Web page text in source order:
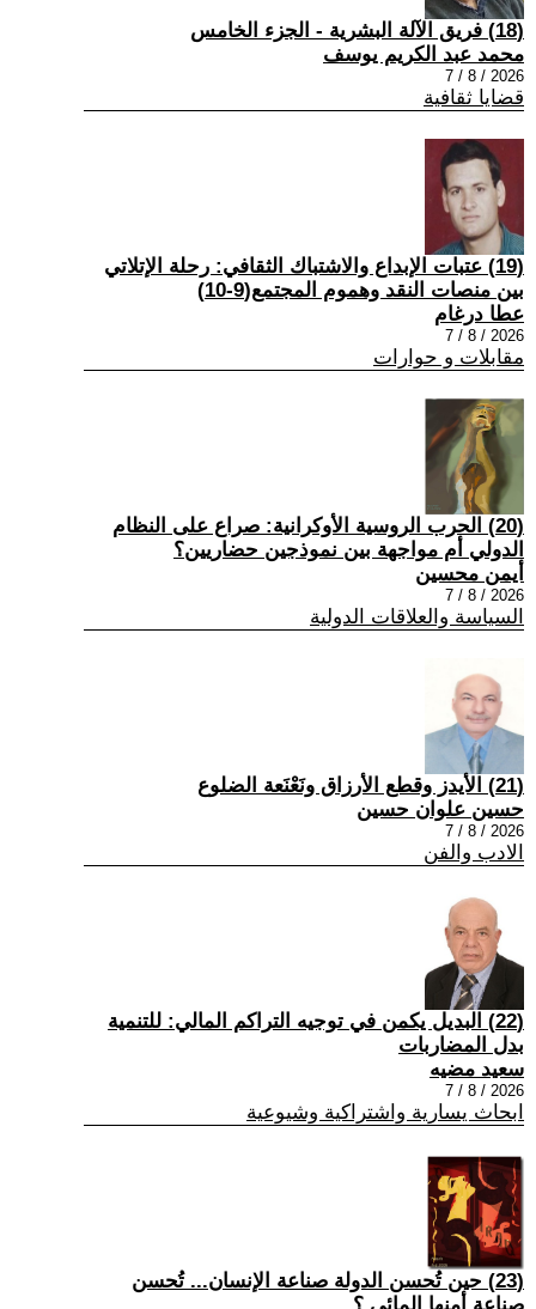
(18) فريق الآلة البشرية - الجزء الخامس
محمد عبد الكريم يوسف
2026 / 8 / 7
قضايا ثقافية
(19) عتبات الإبداع والاشتباك الثقافي: رحلة الإتلاتي
بين منصات النقد وهموم المجتمع(9-10)
عطا درغام
2026 / 8 / 7
مقابلات و حوارات
(20) الحرب الروسية الأوكرانية: صراع على النظام
الدولي أم مواجهة بين نموذجين حضاريين؟
أيمن محسين
2026 / 8 / 7
السياسة والعلاقات الدولية
(21) الأيدز وقطع الأرزاق ونَعْنَعة الضلوع
حسين علوان حسين
2026 / 8 / 7
الادب والفن
(22) البديل يكمن في توجيه التراكم المالي: للتنمية
بدل المضاربات
سعيد مضيه
2026 / 8 / 7
ابحاث يسارية واشتراكية وشيوعية
(23) حين تُحسن الدولة صناعة الإنسان... تُحسن